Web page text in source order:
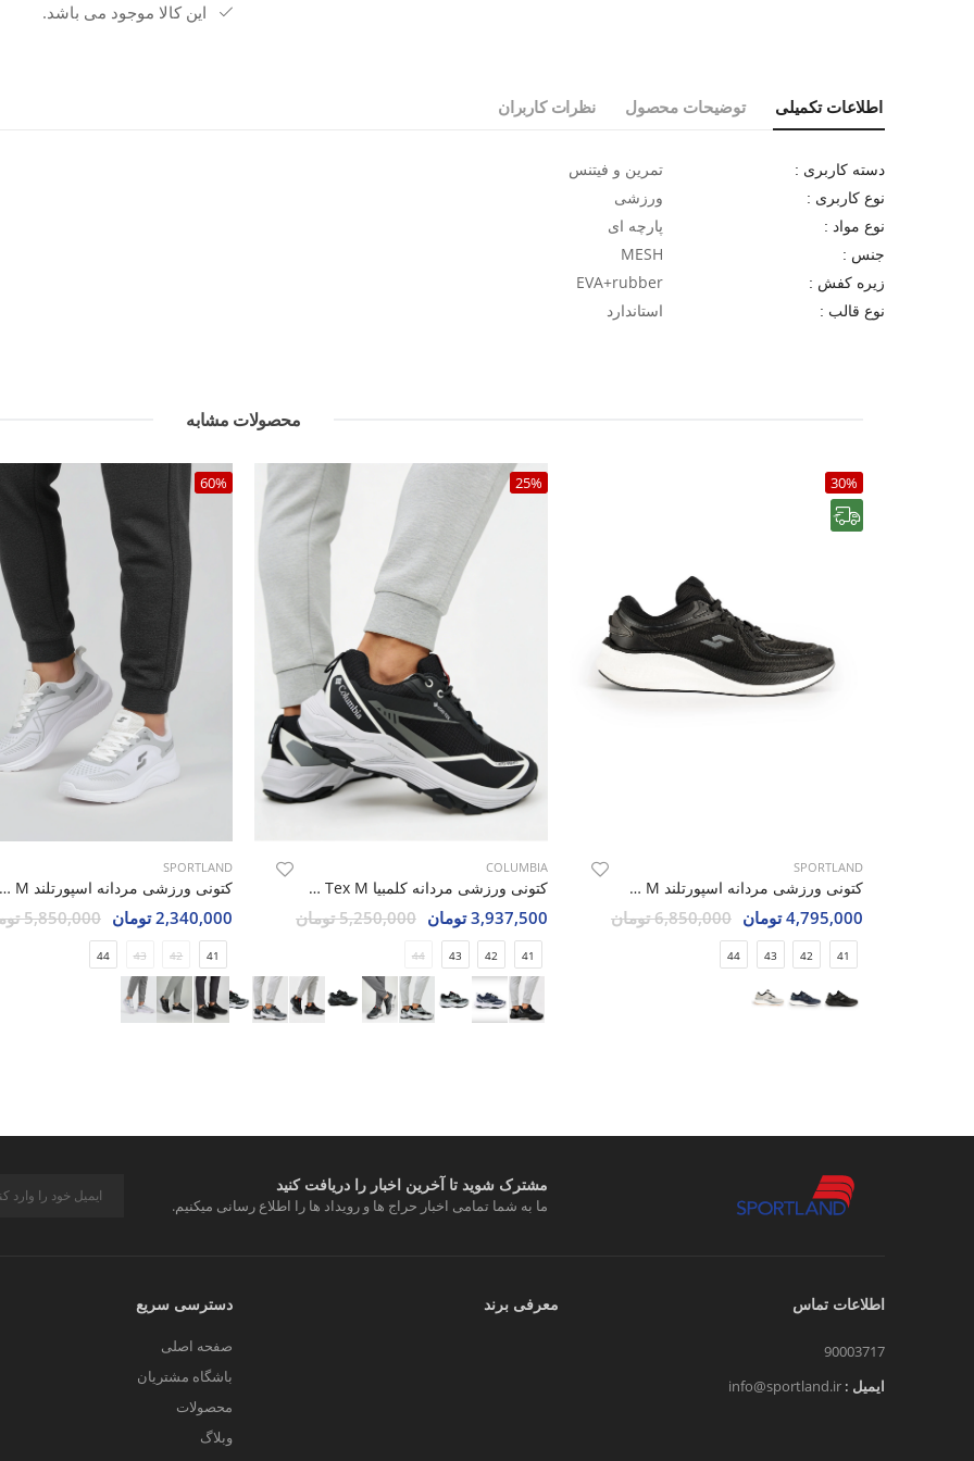
مناسب برای استفاده در باشگاه و
این کالا موجود می باشد.
اطلاعات تکمیلی توضیحات محصول نظرات کاربران
دسته کاربری : تمرین و فیتنس
نوع کاربری : ورزشی
نوع مواد : پارچه ای
جنس : MESH
زیره کفش : EVA+rubber
نوع قالب : استاندارد
محصولات مشابه
30%
SPORTLAND
کتونی ورزشی مردانه اسپورتلند AeroNix M
4,795,000 تومان 6,850,000 تومان
41
42
43
44
25%
COLUMBIA
کتونی ورزشی مردانه کلمبیا Columbia Core Tex M
3,937,500 تومان 5,250,000 تومان
41
42
43
44
60%
SPORTLAND
کتونی ورزشی مردانه اسپورتلند Raptor M
2,340,000 تومان 5,850,000 تومان
41
42
43
44
مشترک شوید تا آخرین اخبار را دریافت کنید
ما به شما تمامی اخبار حراج ها و رویداد ها را اطلاع رسانی میکنیم.
اطلاعات تماس
90003717
ایمیل : info@sportland.ir
معرفی برند دسترسی سریع
صفحه اصلی
باشگاه مشتریان
محصولات
وبلاگ